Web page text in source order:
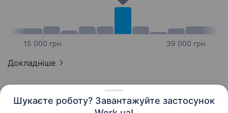
Шукаєте роботу? Завантажуйте застосунок
15 000 грн 39 000 грн
Докладніше